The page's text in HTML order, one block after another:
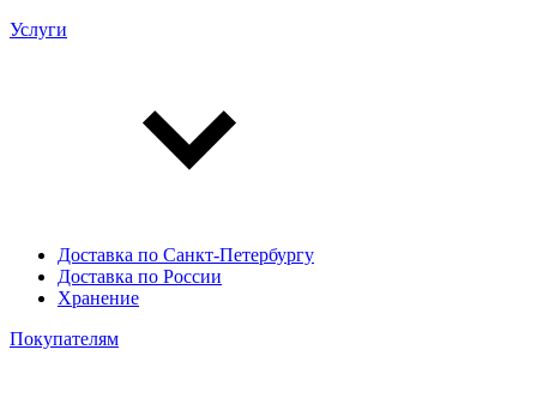
Услуги
Доставка по Санкт-Петербургу
Доставка по России
Хранение
Покупателям